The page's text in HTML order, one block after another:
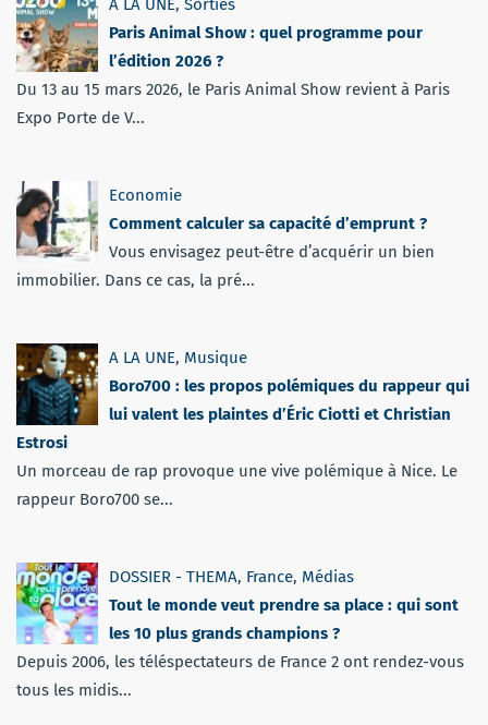
A LA UNE, Sorties
Paris Animal Show : quel programme pour
l’édition 2026 ?
Du 13 au 15 mars 2026, le Paris Animal Show revient à Paris
Expo Porte de V...
Economie
Comment calculer sa capacité d’emprunt ?
Vous envisagez peut-être d’acquérir un bien
immobilier. Dans ce cas, la pré...
A LA UNE, Musique
Boro700 : les propos polémiques du rappeur qui
lui valent les plaintes d’Éric Ciotti et Christian
Estrosi
Un morceau de rap provoque une vive polémique à Nice. Le
rappeur Boro700 se...
DOSSIER - THEMA, France, Médias
Tout le monde veut prendre sa place : qui sont
les 10 plus grands champions ?
Depuis 2006, les téléspectateurs de France 2 ont rendez-vous
tous les midis...